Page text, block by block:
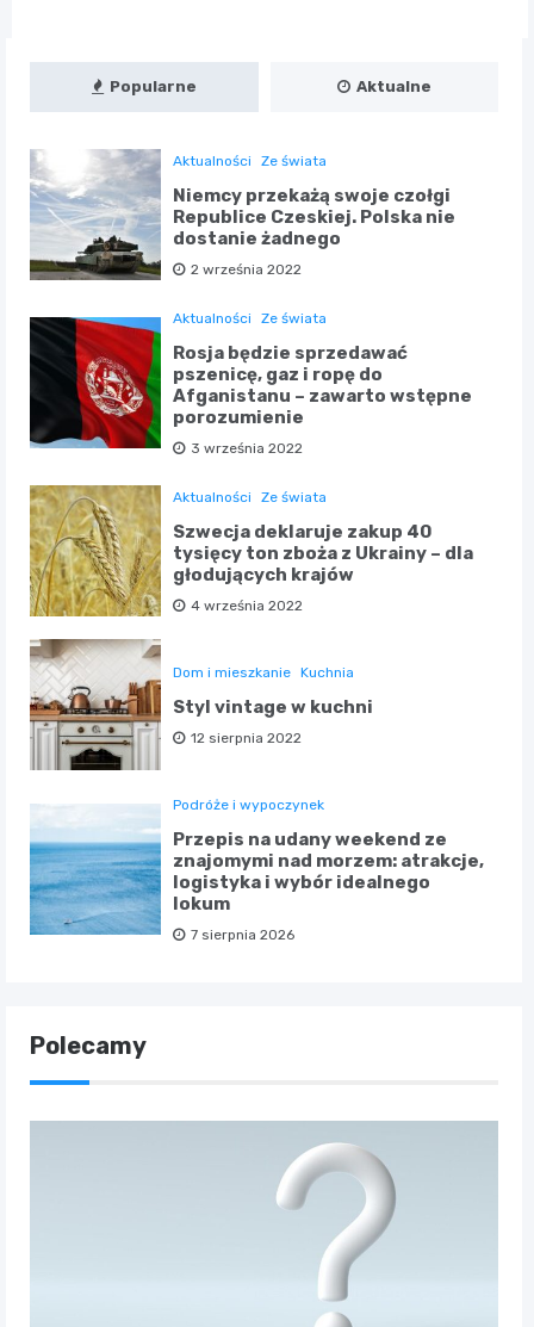
Popularne Aktualne
Aktualności Ze świata
Niemcy przekażą swoje czołgi
Republice Czeskiej. Polska nie
dostanie żadnego
2 września 2022
Aktualności Ze świata
Rosja będzie sprzedawać
pszenicę, gaz i ropę do
Afganistanu – zawarto wstępne
porozumienie
3 września 2022
Aktualności Ze świata
Szwecja deklaruje zakup 40
tysięcy ton zboża z Ukrainy – dla
głodujących krajów
4 września 2022
Dom i mieszkanie Kuchnia
Styl vintage w kuchni
12 sierpnia 2022
Podróże i wypoczynek
Przepis na udany weekend ze
znajomymi nad morzem: atrakcje,
logistyka i wybór idealnego
lokum
7 sierpnia 2026
Polecamy